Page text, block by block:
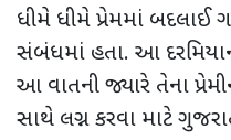
ધીમે ધીમે પ્રેમમાં બદલાઈ
સંબંધમાં હતા. આ
આ વાતની જ્યારે તેના
સાથે લગ્ન કરવા માટે